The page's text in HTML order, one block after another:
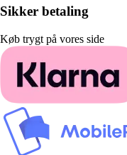
Sikker betaling
Køb trygt på vores side